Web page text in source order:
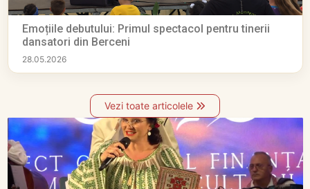
Emoțiile debutului: Primul spectacol pentru tinerii
dansatori din Berceni
28.05.2026
Vezi toate articolele